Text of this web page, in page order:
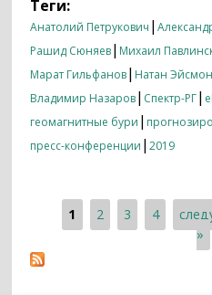
Теги:
Анатолий Петрукович |
Рашид Сюняев| Михаил
Марат Гильфанов| Натан
Владимир Назаров| Спектр-РГ|
геомагнитные бури |
пресс-конференции |2019
Страницы
1 2 3 4
»